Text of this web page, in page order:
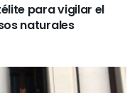
para vigilar el
naturales